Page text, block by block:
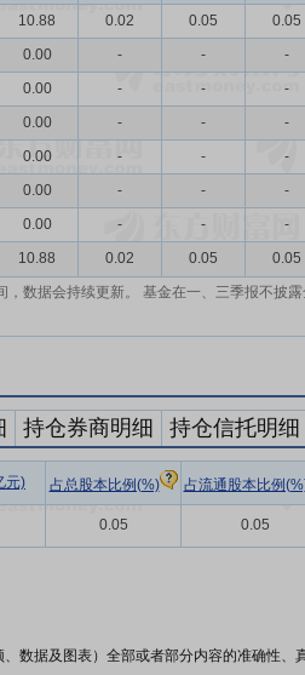
10.88 0.02 0.05
0.05
0.00 - -
-
0.00 - -
-
0.00 - -
-
0.00 - -
-
0.00 - -
-
0.00 - -
-
10.88 0.02 0.05
0.05
数据会持续更新。 基金在一、三季报不披露
持仓券商明细 持仓信托明细
元) 占总股本比例(%) 占流通股本比例
0.05 0.05
数据及图表）全部或者部分内容的准确性、